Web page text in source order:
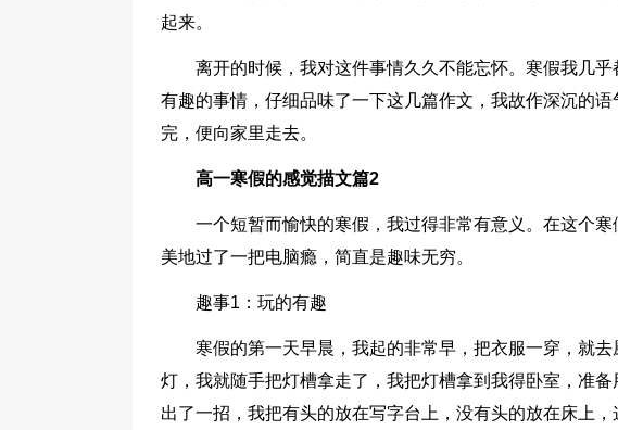
起来。
离开的时候，我对这件事情久久不能忘怀。寒假我几
有趣的事情，仔细品味了一下这几篇作文，我故作深沉的
完，便向家里走去。
高一寒假的感觉描文篇2
一个短暂而愉快的寒假，我过得非常有意义。在这个
美地过了一把电脑瘾，简直是趣味无穷。
趣事1：玩的有趣
寒假的第一天早晨，我起的非常早，把衣服一穿，就
灯，我就随手把灯槽拿走了，我把灯槽拿到我得卧室，准
出了一招，我把有头的放在写字台上，没有头的放在床上